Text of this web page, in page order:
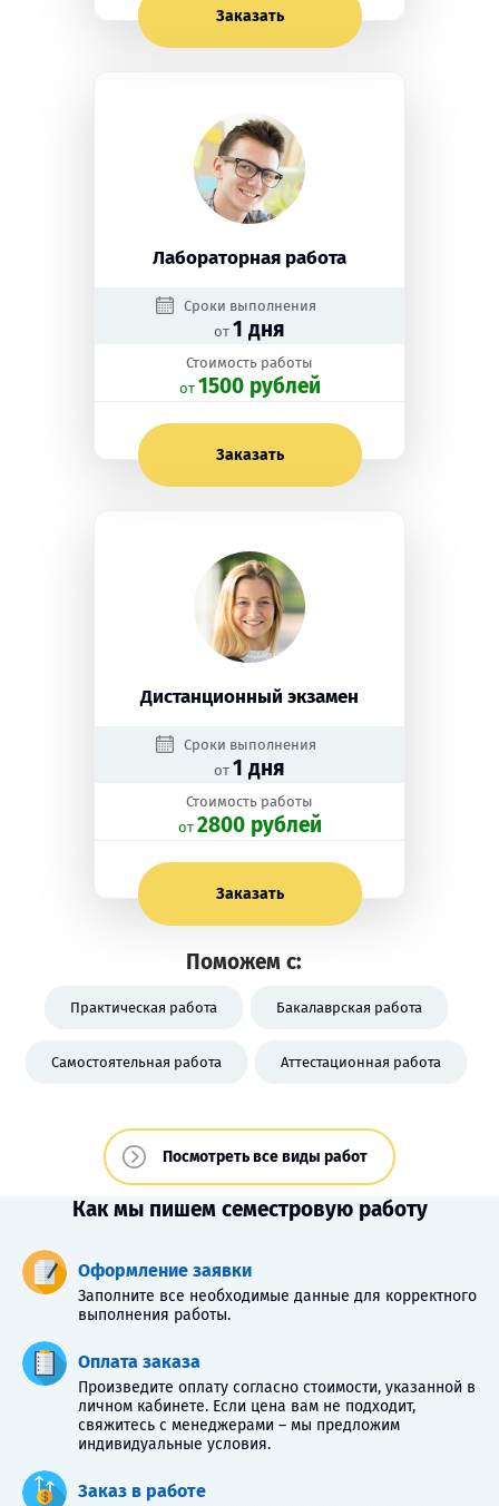
Заказать
Лабораторная работа
Сроки выполнения
от 1 дня
Стоимость работы
oт 1500 рублей
Заказать
Дистанционный экзамен
Сроки выполнения
от 1 дня
Стоимость работы
oт 2800 рублей
Заказать
Поможем с:
Практическая работа Бакалаврская работа
Самостоятельная работа Аттестационная работа
Посмотреть все виды работ
Как мы пишем семестровую работу
Оформление заявки
Заполните все необходимые данные для корректного
выполнения работы.
Оплата заказа
Произведите оплату согласно стоимости, указанной в
личном кабинете. Если цена вам не подходит,
свяжитесь с менеджерами – мы предложим
индивидуальные условия.
Заказ в работе